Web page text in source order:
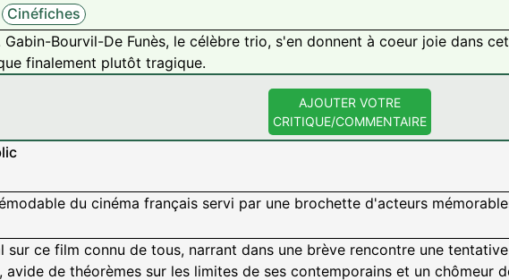
Cinéfiches
Bourvil-De Funès, le célèbre trio, s'en donnent à coeur joie dans
finalement plutôt tragique.
AJOUTER VOTRE
CRITIQUE/COMMENTAIRE
du cinéma français servi par une brochette d'acteurs
sur ce film connu de tous, narrant dans une brève rencontre une
de théorèmes sur les limites de ses contemporains et un chômeur